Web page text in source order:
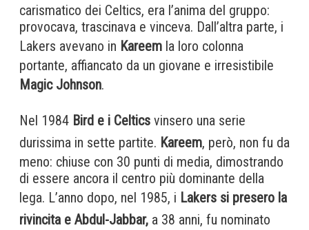
carismatico dei Celtics, era l’anima del gruppo:
provocava, trascinava e vinceva. Dall’altra parte, i
Lakers avevano in Kareem la loro colonna
portante, affiancato da un giovane e irresistibile
Magic Johnson.
Nel 1984 Bird e i Celtics vinsero una serie
durissima in sette partite. Kareem, però, non fu da
meno: chiuse con 30 punti di media, dimostrando
di essere ancora il centro più dominante della
lega. L’anno dopo, nel 1985, i Lakers si presero la
rivincita e Abdul-Jabbar, a 38 anni, fu nominato